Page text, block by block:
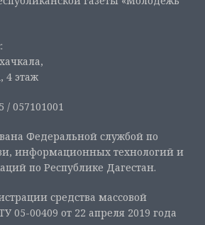
4 этаж
057101001
Федеральной службой по
информационных технологий и
по Республике Дагестан.
средства массовой
00409 от 22 апреля 2019 года